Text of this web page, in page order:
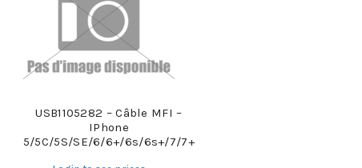
USB1105282 – Câble MFI –
IPhone
5/5C/5S/SE/6/6+/6s/6s+/7/7+